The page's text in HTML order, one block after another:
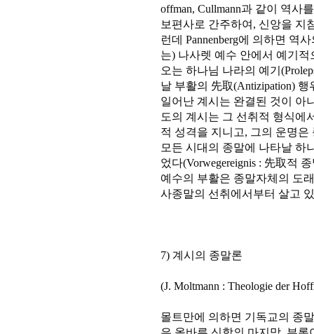
offman, Cullmann과 같이 역사
보편사로 간주하여, 신앙을 지
런데 Pannenberg에 의하면 역
는) 나사렛 예수 안에서 예기
오는 하나님 나라의 예기
날 부활의 先取(Antizipation)
일어난 계시는 완결된 것이 아
도의 계시는 그 선취적 형식에
적 성격을 지니고, 그의 운명
모든 시대의 종말에 나타날 하
었다(Vorwegereignis : 先取적
예수의 부활은 종말자체의 도
사종말의 선취에서부터 살고
7) 계시의 종말론
(J. Moltmann : Theologie der
몰트만에 의하면 기독교의 종